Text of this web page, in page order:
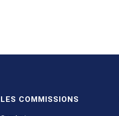
LES COMMISSIONS